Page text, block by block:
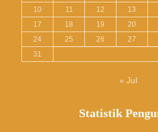
10
11 12 13
17
18 19 20
24
25 26 27
31
« Jul
Statistik